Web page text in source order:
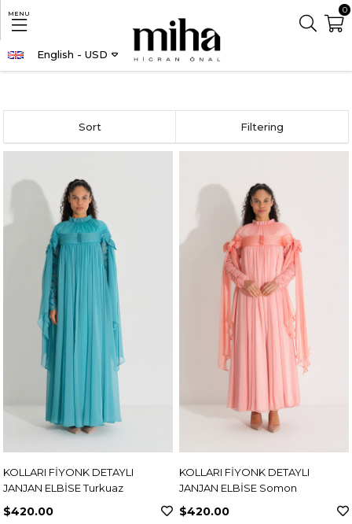
MENU
English - USD
0
Homepage
Filtering
Sort
KOLLARI FİYONK DETAYLI
JANJAN ELBİSE Turkuaz
$420.00
KOLLARI FİYONK DETAYLI
JANJAN ELBİSE Somon
$420.00